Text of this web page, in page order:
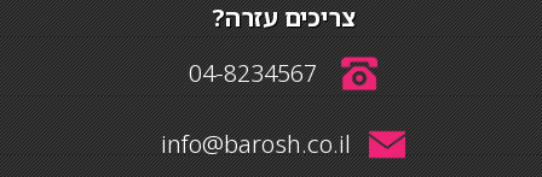
צריכים עזרה?
04-8234567
info@barosh.co.il